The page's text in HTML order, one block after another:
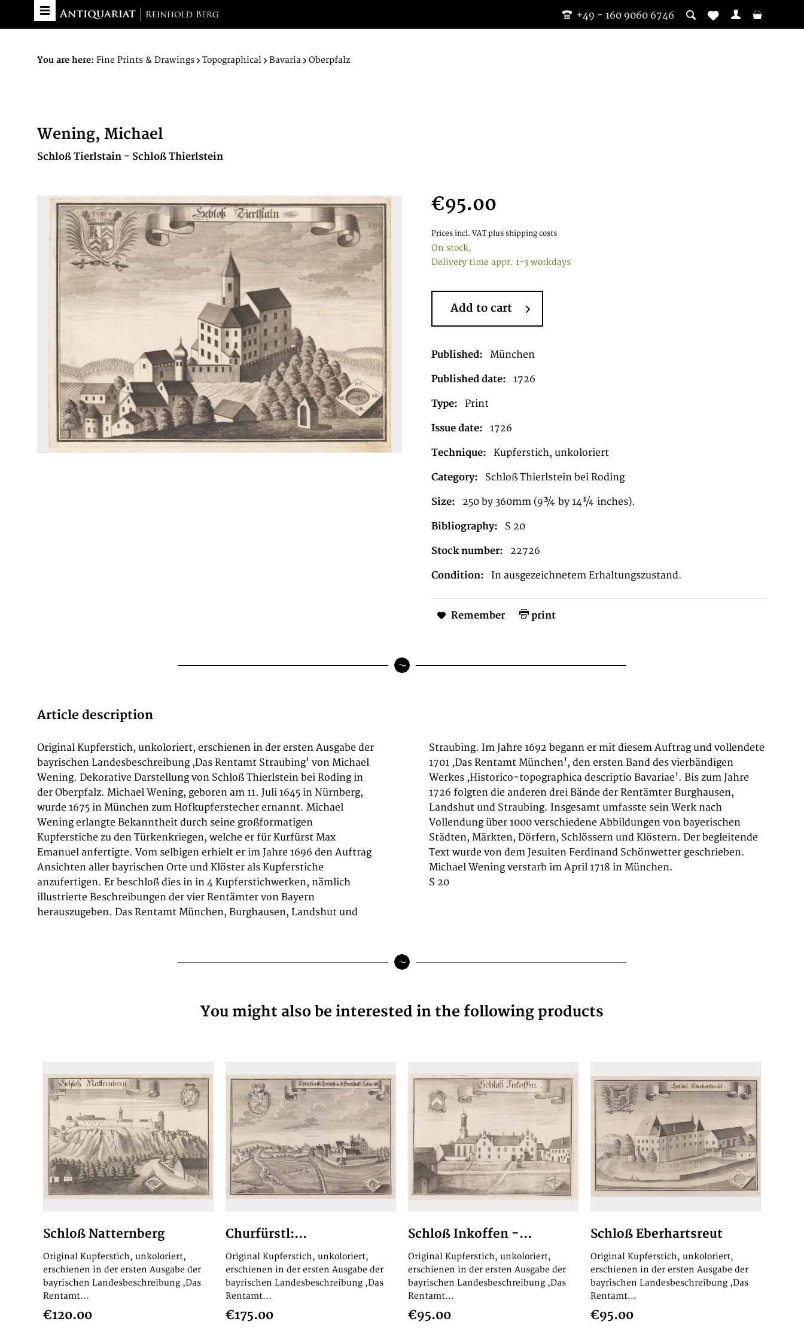
+49 - 160 9060 6746
You are here: Fine Prints & Drawings Topographical Bavaria Oberpfalz
Wening, Michael
Schloß Tierlstain - Schloß Thierlstein
€95.00
Prices incl. VAT plus shipping costs
On stock,
Delivery time appr. 1-3 workdays
Add to cart
Published: München
Published date: 1726
Type: Print
Issue date: 1726
Technique: Kupferstich, unkoloriert
Category: Schloß Thierlstein bei Roding
Size: 250 by 360mm (9¾ by 14¼ inches).
Bibliography: S 20
Stock number: 22726
Condition: In ausgezeichnetem Erhaltungszustand.
Remember print
Article description
Original Kupferstich, unkoloriert, erschienen in der ersten Ausgabe der
bayrischen Landesbeschreibung ,Das Rentamt Straubing' von Michael
Wening. Dekorative Darstellung von Schloß Thierlstein bei Roding in
der Oberpfalz. Michael Wening, geboren am 11. Juli 1645 in Nürnberg,
wurde 1675 in München zum Hofkupferstecher ernannt. Michael
Wening erlangte Bekanntheit durch seine großformatigen
Kupferstiche zu den Türkenkriegen, welche er für Kurfürst Max
Emanuel anfertigte. Vom selbigen erhielt er im Jahre 1696 den Auftrag
Ansichten aller bayrischen Orte und Klöster als Kupferstiche
anzufertigen. Er beschloß dies in in 4 Kupferstichwerken, nämlich
illustrierte Beschreibungen der vier Rentämter von Bayern
herauszugeben. Das Rentamt München, Burghausen, Landshut und
Straubing. Im Jahre 1692 begann er mit diesem Auftrag und vollendete
1701 ,Das Rentamt München', den ersten Band des vierbändigen
Werkes ,Historico-topographica descriptio Bavariae'. Bis zum Jahre
1726 folgten die anderen drei Bände der Rentämter Burghausen,
Landshut und Straubing. Insgesamt umfasste sein Werk nach
Vollendung über 1000 verschiedene Abbildungen von bayerischen
Städten, Märkten, Dörfern, Schlössern und Klöstern. Der begleitende
Text wurde von dem Jesuiten Ferdinand Schönwetter geschrieben.
Michael Wening verstarb im April 1718 in München.
S 20
You might also be interested in the following products
Schloß Natternberg
Original Kupferstich, unkoloriert,
erschienen in der ersten Ausgabe der
bayrischen Landesbeschreibung ,Das
Rentamt...
€120.00
Churfürstl:...
Original Kupferstich, unkoloriert,
erschienen in der ersten Ausgabe der
bayrischen Landesbeschreibung ,Das
Rentamt...
€175.00
Schloß Inkoffen -...
Original Kupferstich, unkoloriert,
erschienen in der ersten Ausgabe der
bayrischen Landesbeschreibung ,Das
Rentamt...
€95.00
Schloß Eberhartsreut
Original Kupferstich, unkoloriert,
erschienen in der ersten Ausgabe der
bayrischen Landesbeschreibung ,Das
Rentamt...
€95.00